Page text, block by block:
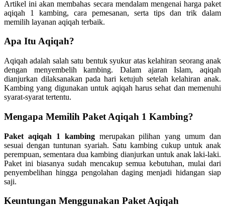
Artikel ini akan membahas secara mendalam mengenai harga paket
aqiqah 1 kambing, cara pemesanan, serta tips dan trik dalam
memilih layanan aqiqah terbaik.
Apa Itu Aqiqah?
Aqiqah adalah salah satu bentuk syukur atas kelahiran seorang anak
dengan menyembelih kambing. Dalam ajaran Islam, aqiqah
dianjurkan dilaksanakan pada hari ketujuh setelah kelahiran anak.
Kambing yang digunakan untuk aqiqah harus sehat dan memenuhi
syarat-syarat tertentu.
Mengapa Memilih Paket Aqiqah 1 Kambing?
Paket aqiqah 1 kambingmerupakan pilihan yang umum dan
sesuai dengan tuntunan syariah. Satu kambing cukup untuk anak
perempuan, sementara dua kambing dianjurkan untuk anak laki-laki.
Paket ini biasanya sudah mencakup semua kebutuhan, mulai dari
penyembelihan hingga pengolahan daging menjadi hidangan siap
saji.
Keuntungan Menggunakan Paket Aqiqah